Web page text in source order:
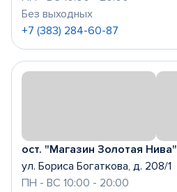
Без выходных
+7 (383) 284-60-87
ост. "Магазин Золотая Нива"
ул. Бориса Богаткова, д. 208/1
ПН - ВС 10:00 - 20:00